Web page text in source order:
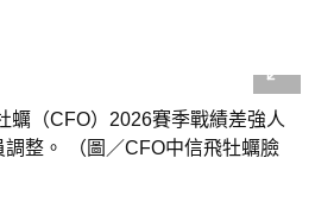
蠣（CFO）2026賽季戰績差強人
整。 （圖／CFO中信飛牡蠣臉